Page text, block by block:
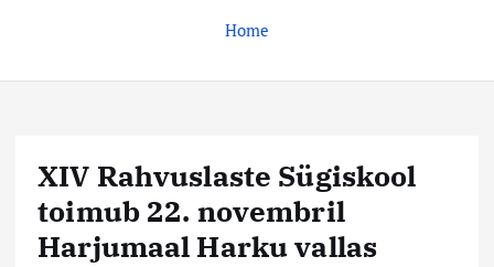
Home
XIV Rahvuslaste Sügiskool
toimub 22. novembril
Harjumaal Harku vallas